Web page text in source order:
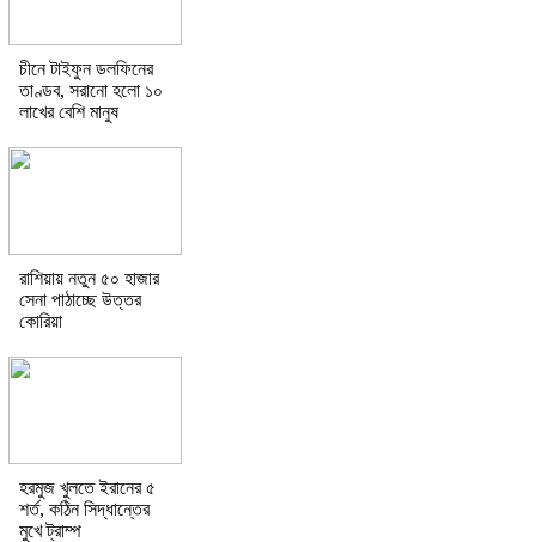
চীনে টাইফুন ডলফিনের
তাণ্ডব, সরানো হলো ১০
লাখের বেশি মানুষ
রাশিয়ায় নতুন ৫০ হাজার
সেনা পাঠাচ্ছে উত্তর
কোরিয়া
হরমুজ খুলতে ইরানের ৫
শর্ত, কঠিন সিদ্ধান্তের
মুখে ট্রাম্প